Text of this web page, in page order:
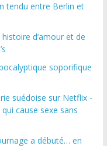
tendu entre Berlin et
d’amour et de
soporifique
suédoise sur Netflix -
cause sexe sans
a débuté… en